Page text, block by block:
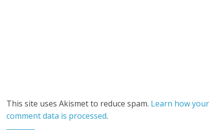
This site uses Akismet to reduce spam. Learn how your
comment data is processed.